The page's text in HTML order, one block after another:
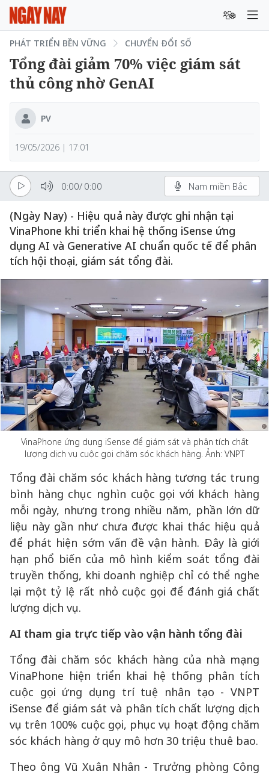
PHÁT TRIỂN BỀN VỮNG CHUYỂN ĐỔI SỐ
Tổng đài giảm 70% việc giám sát
thủ công nhờ GenAI
PV
19/05/2026 | 17:01
0:00/ 0:00 Nam miền Bắc
(Ngày Nay) - Hiệu quả này được ghi nhận tại
VinaPhone khi triển khai hệ thống iSense ứng
dụng AI và Generative AI chuẩn quốc tế để phân
tích hội thoại, giám sát tổng đài.
VinaPhone ứng dụng iSense để giám sát và phân tích chất
lượng dịch vụ cuộc gọi chăm sóc khách hàng. Ảnh: VNPT
Tổng đài chăm sóc khách hàng tương tác trung
bình hàng chục nghìn cuộc gọi với khách hàng
mỗi ngày, nhưng trong nhiều năm, phần lớn dữ
liệu này gần như chưa được khai thác hiệu quả
để phát hiện sớm vấn đề vận hành. Đây là giới
hạn phổ biến của mô hình kiểm soát tổng đài
truyền thống, khi doanh nghiệp chỉ có thể nghe
lại một tỷ lệ rất nhỏ cuộc gọi để đánh giá chất
lượng dịch vụ.
AI tham gia trực tiếp vào vận hành tổng đài
Tổng đài chăm sóc khách hàng của nhà mạng
VinaPhone hiện triển khai hệ thống phân tích
cuộc gọi ứng dụng trí tuệ nhân tạo - VNPT
iSense để giám sát và phân tích chất lượng dịch
vụ trên 100% cuộc gọi, phục vụ hoạt động chăm
sóc khách hàng ở quy mô hơn 30 triệu thuê bao.
Theo ông Vũ Xuân Nhân - Trưởng phòng Công